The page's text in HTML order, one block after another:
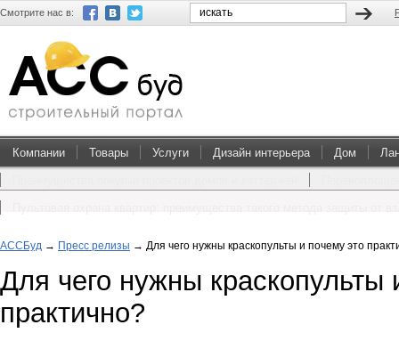
Смотрите нас в:
Компании Товары Услуги Дизайн интерьера Дом
АССБуд → Пресс релизы → Для чего нужны краскопульты и почему это
Для чего нужны краскопульты
практично?